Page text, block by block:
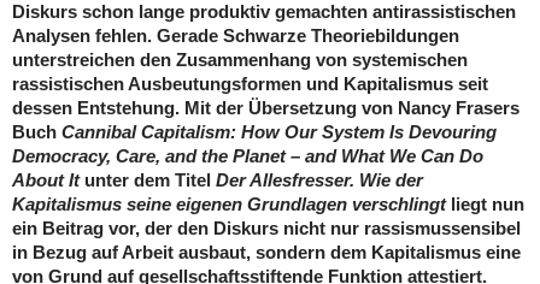
Diskurs schon lange produktiv gemachten antirassistischen
Analysen fehlen. Gerade Schwarze Theoriebildungen
unterstreichen den Zusammenhang von systemischen
rassistischen Ausbeutungsformen und Kapitalismus seit
dessen Entstehung. Mit der Übersetzung von Nancy Frasers
Buch Cannibal Capitalism: How Our System Is Devouring
Democracy, Care, and the Planet – and What We Can Do
About Itunter dem Titel Der Allesfresser. Wie der
Kapitalismus seine eigenen Grundlagen verschlingtliegt nun
ein Beitrag vor, der den Diskurs nicht nur rassismussensibel
in Bezug auf Arbeit ausbaut, sondern dem Kapitalismus eine
von Grund auf gesellschaftsstiftende Funktion attestiert.